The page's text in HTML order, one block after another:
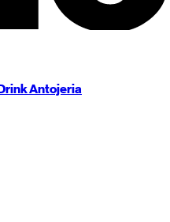
Antojeria